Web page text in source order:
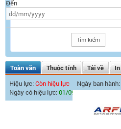
Đến
Toàn văn Thuộc tính Tải về
In
Hiệu lực:Còn hiệu lực Ngày ban hành:
Ngày có hiệu lực:01/09/2017